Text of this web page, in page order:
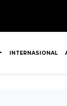
INTERNASIONAL